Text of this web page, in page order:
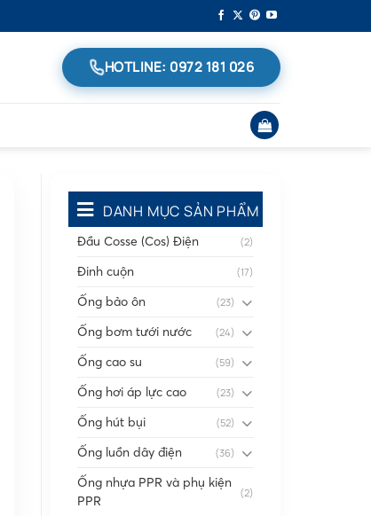
HOTLINE: 0972 181 026
DANH MỤC SẢN PHẨM
Đầu Cosse (Cos) Điện (2)
Đinh cuộn (17)
Ống bảo ôn (23)
Ống bơm tưới nước (24)
Ống cao su (59)
Ống hơi áp lực cao (23)
Ống hút bụi (52)
Ống luồn dây điện (36)
Ống nhựa PPR và phụ kiện
PPR
(2)